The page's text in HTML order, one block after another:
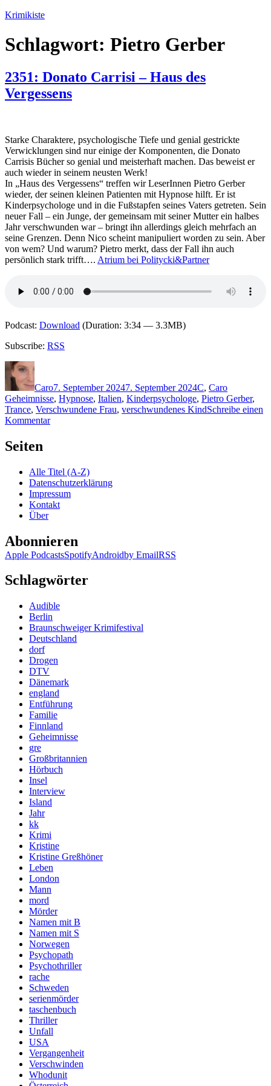
Zum
springen
Krimikiste
Schlagwort: Pietro Gerber
2351: Donato Carrisi – Haus des
Vergessens
Starke Charaktere, psychologische Tiefe und genial gestrickte
Verwicklungen sind nur einige der Komponenten, die Donato
Carrisis Bücher so genial und meisterhaft machen. Das beweist er
auch wieder in seinem neusten Werk!
In „Haus des Vergessens“ treffen wir LeserInnen Pietro Gerber
wieder, der seinen kleinen Patienten mit Hypnose hilft. Er ist
Kinderpsychologe und in die Fußstapfen seines Vaters getreten. Sein
neuer Fall – ein Junge, der gemeinsam mit seiner Mutter ein halbes
Jahr verschwunden war – bringt ihn allerdings gleich mehrfach an
seine Grenzen. Denn Nico scheint manipuliert worden zu sein. Aber
von wem? Und warum? Pietro merkt, dass der Fall ihn auch
persönlich stark trifft…. Atrium bei Politycki&Partner
Podcast: Download (Duration: 3:34 — 3.3MB)
Subscribe: RSS
Autor
Caro7. September 20247. September 2024C, Caro
Geheimnisse, Hypnose, Italien, Kinderpsychologe, Pietro Gerber,
Trance, Verschwundene Frau, verschwundenes KindSchreibe einen
Kommentarzu
Haus
des
Vergessens
Seiten
Alle Titel (A-Z)
Datenschutzerklärung
Impressum
Kontakt
Über
Abonnieren
Apple PodcastsSpotifyAndroidby EmailRSS
Schlagwörter
Audible
Berlin
Braunschweiger Krimifestival
Deutschland
dorf
Drogen
DTV
Dänemark
england
Entführung
Familie
Finnland
Geheimnisse
gre
Großbritannien
Hörbuch
Insel
Interview
Island
Jahr
kk
Krimi
Kristine
Kristine Greßhöner
Leben
London
Mann
mord
Mörder
Namen mit B
Namen mit S
Norwegen
Psychopath
Psychothriller
rache
Schweden
serienmörder
taschenbuch
Thriller
Unfall
USA
Vergangenheit
Verschwinden
Whodunit